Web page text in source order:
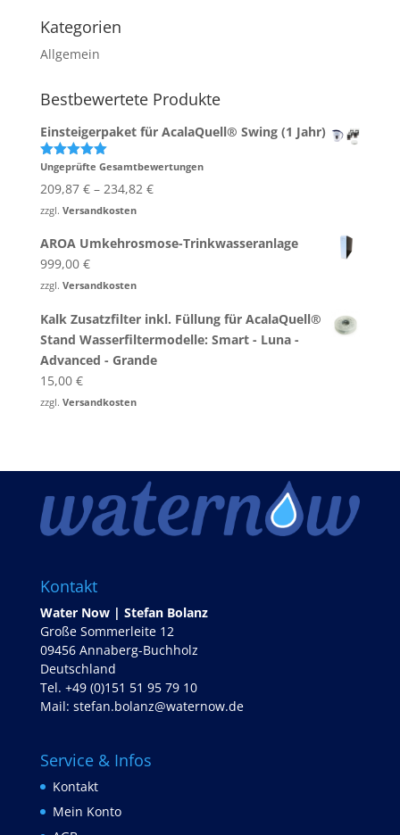
Kategorien
Allgemein
Bestbewertete Produkte
Einsteigerpaket für AcalaQuell® Swing (1 Jahr)
Bewertet
von 5
Ungeprüfte Gesamtbewertungen
209,87 €– 234,82 €
zzgl. Versandkosten
AROA Umkehrosmose-Trinkwasseranlage
999,00 €
zzgl. Versandkosten
Kalk Zusatzfilter inkl. Füllung für AcalaQuell®
Stand Wasserfiltermodelle: Smart - Luna -
Advanced - Grande
15,00 €
zzgl. Versandkosten
Kontakt
Water Now | Stefan Bolanz
Große Sommerleite 12
09456 Annaberg-Buchholz
Deutschland
Tel. +49 (0)151 51 95 79 10
Mail: stefan.bolanz@waternow.de
Service & Infos
Kontakt
Mein Konto